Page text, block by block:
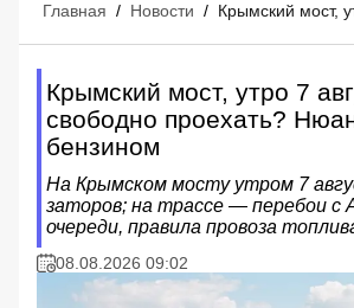
Главная / Новости /
Крымский мост, утро 7
свободно проехать?
бензином
На Крымском мосту утром 7
заторов; на трассе — перебои с
очереди, правила провоза
08.08.2026 09:02